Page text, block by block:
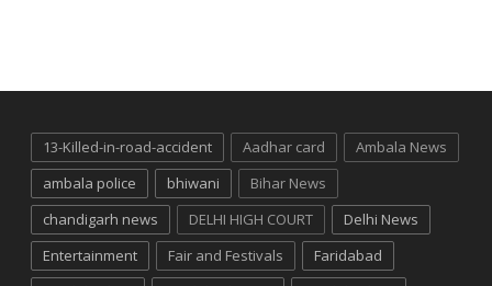
13-Killed-in-road-accident Aadhar card
Ambala News
ambala police
bhiwani
Bihar News
chandigarh news
DELHI HIGH COURT
Delhi News
Entertainment
Fair and Festivals
Faridabad